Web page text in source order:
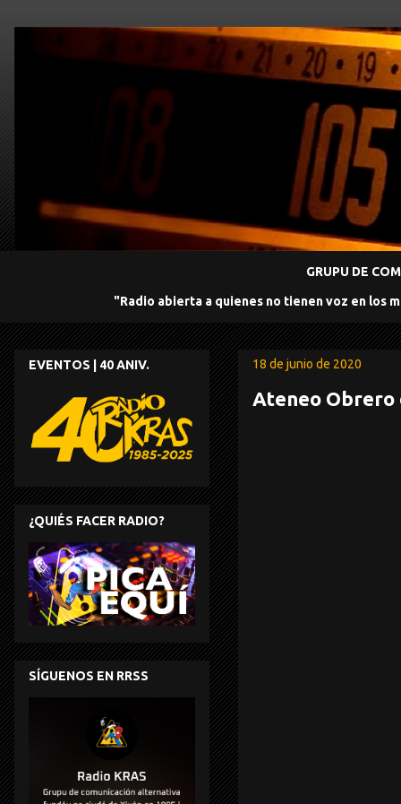
GRUPU DE
"Radio abierta a quienes no tienen voz en los
18 de junio de 2020
Ateneo Obrero
EVENTOS | 40 ANIV.
¿QUIÉS FACER RADIO?
SÍGUENOS EN RRSS